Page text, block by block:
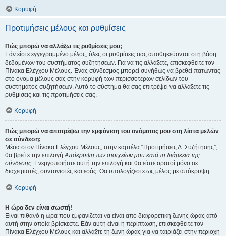
Κορυφή
Προτιμήσεις μέλους και ρυθμίσεις
Πώς μπορώ να αλλάξω τις ρυθμίσεις μου;
Εάν είστε εγγεγραμμένο μέλος, όλες οι ρυθμίσεις σας αποθηκεύονται στη βάση
δεδομένων του συστήματος συζητήσεων. Για να τις αλλάξετε, επισκεφθείτε τον
Πίνακα Ελέγχου Μέλους. Ένας σύνδεσμος μπορεί συνήθως να βρεθεί πατώντας
στο όνομα μέλους σας στην κορυφή των περισσότερων σελίδων του
συστήματος συζητήσεων. Αυτό το σύστημα θα σας επιτρέψει να αλλάξετε τις
ρυθμίσεις και τις προτιμήσεις σας.
Κορυφή
Πώς μπορώ να αποτρέψω την εμφάνιση του ονόματος μου στη λίστα μελών
σε σύνδεση;
Μέσα στον Πίνακα Ελέγχου Μέλους, στην καρτέλα “Προτιμήσεις Δ. Συζήτησης”,
θα βρείτε την επιλογήΑπόκρυψη των στοιχείων μου κατά τη διάρκεια της
σύνδεσης. Ενεργοποιήστε αυτή την επιλογή και θα είστε ορατοί μόνο σε
διαχειριστές, συντονιστές και εσάς. Θα υπολογίζεστε ως μέλος με απόκρυψη.
Κορυφή
Η ώρα δεν είναι σωστή!
Είναι πιθανό η ώρα που εμφανίζεται να είναι από διαφορετική ζώνης ώρας από
αυτή στην οποία βρίσκεστε. Εάν αυτή είναι η περίπτωση, επισκεφθείτε τον
Πίνακα Ελέγχου Μέλους και αλλάξτε τη ζώνη ώρας για να ταιριάζει στην περιοχή